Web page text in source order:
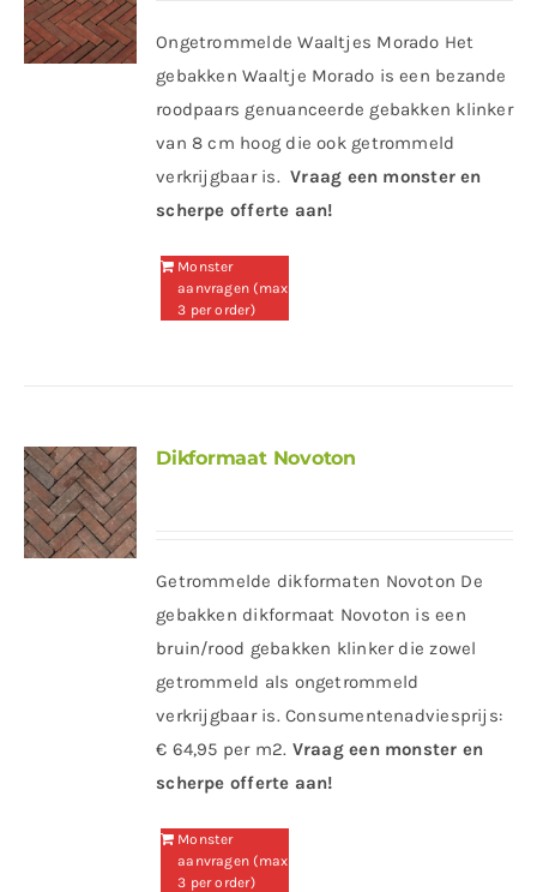
Ongetrommelde Waaltjes Morado Het
gebakken Waaltje Morado is een bezande
roodpaars genuanceerde gebakken klinker
van 8 cm hoog die ook getrommeld
verkrijgbaar is. Vraag een monster en
scherpe offerte aan!
Monster
aanvragen (max
3 per order)
Dikformaat Novoton
Getrommelde dikformaten Novoton De
gebakken dikformaat Novoton is een
bruin/rood gebakken klinker die zowel
getrommeld als ongetrommeld
verkrijgbaar is. Consumentenadviesprijs:
€ 64,95 per m2. Vraag een monster en
scherpe offerte aan!
Monster
aanvragen (max
3 per order)